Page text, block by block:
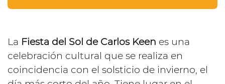
La Fiesta del Sol de Carlos Keen es una
celebración cultural que se realiza en
coincidencia con el solsticio de invierno, el